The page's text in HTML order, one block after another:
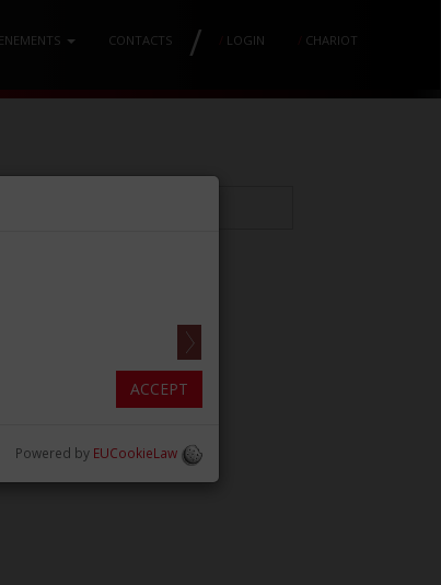
CONTACTS / / LOGIN CHARIOT
ACCEPT
Powered by EUCookieLaw